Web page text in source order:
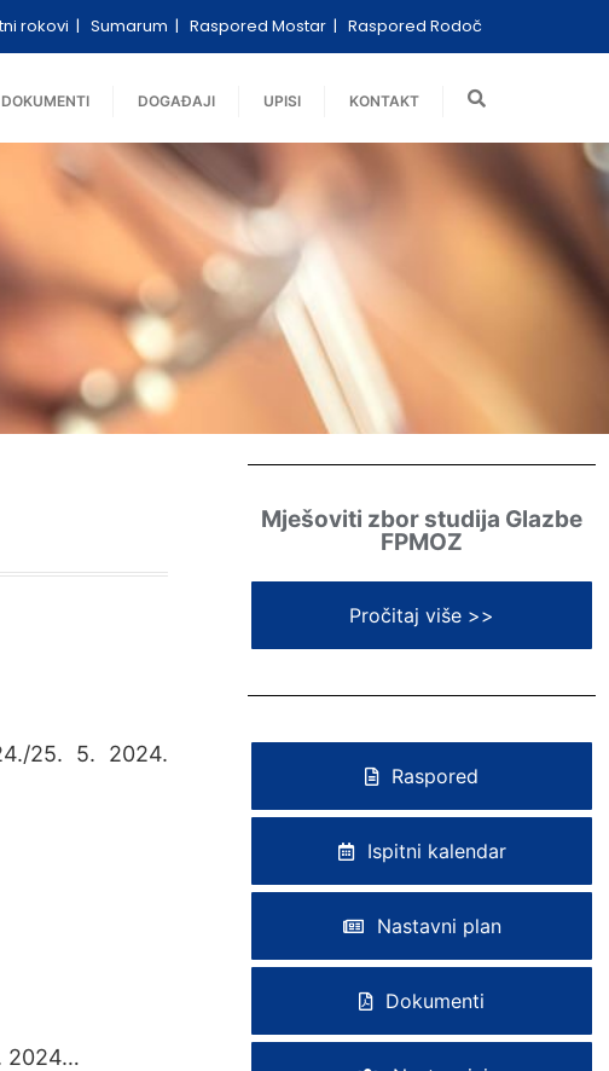
rokovi Sumarum Raspored Mostar Raspored Rodoč
DOKUMENTI DOGAĐAJI UPISI KONTAKT
25. 5. 2024.
2024…
Mješoviti zbor studija Glazbe
FPMOZ​
Pročitaj više >>
Raspored
Ispitni kalendar
Nastavni plan
Dokumenti